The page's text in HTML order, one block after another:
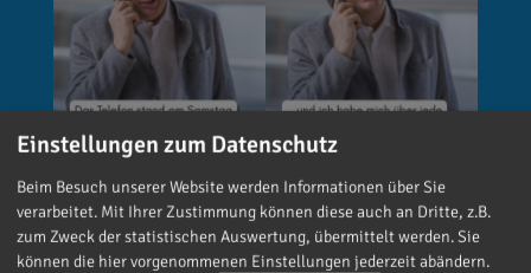
Reinhard Brandl
vor 4 Tagenvia facebook
Einstellungen zum Datenschutz
Beim Besuch unserer Website werden Informationen über Sie
verarbeitet. Mit Ihrer Zustimmung können diese auch an Dritte, z.B.
zum Zweck der statistischen Auswertung, übermittelt werden. Sie
können die hier vorgenommenen Einstellungen jederzeit abändern.